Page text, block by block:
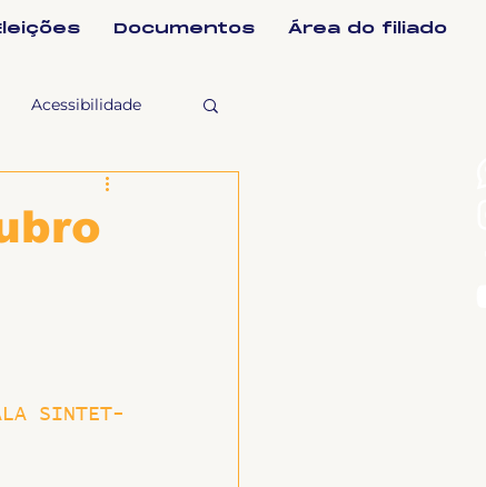
Documentos Área do filiado
Acessibilidade
SINTET-